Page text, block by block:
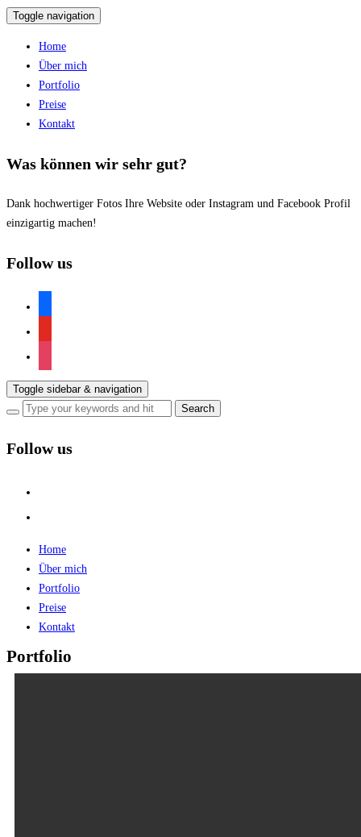
Toggle navigation
Home
Über mich
Portfolio
Preise
Kontakt
Was können wir sehr gut?
Dank hochwertiger Fotos Ihre Website oder Instagram und Facebook Profil
einzigartig machen!
Follow us
Toggle sidebar & navigation
Follow us
Home
Über mich
Portfolio
Preise
Kontakt
Portfolio